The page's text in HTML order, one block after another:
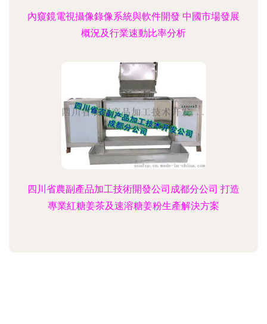
內窺鏡電視攝像錄像系統與軟件開發 中國市場發展
概況及行業速動比率分析
四川省農副產品加工技術開發公司成都分公司 打造
專業紅糖姜茶及速溶糖姜粉生產解決方案